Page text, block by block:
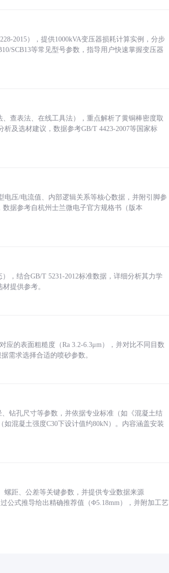
2015），提供1000kVA变压器损耗计算实例，分步
SCB13等常见型号参数，指导用户快速掌握变压器
查表法、在线工具法），重点解析了黄铜棒密度取
及选材建议，数据参考GB/T 4423-2007等国家标
电压/电流值、内部逻辑关系等核心数据，并附引脚参
据参考自杭州士兰微电子官方规格书（版本
，结合GB/T 5231-2012标准数据，详细分析其力学
提供参考。
应的表面粗糙度（Ra 3.2-6.3μm），并对比不同目数
需求选择合适的喷砂参数。
钻孔尺寸等参数，并依据专业标准（如《混凝土结
混凝土强度C30下设计值约80kN）。内容涵盖安装
螺距、公差等关键参数，并提供专业数据来源
公式推导给出精确推荐值（Φ5.18mm），并附加工艺